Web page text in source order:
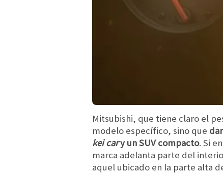
Mitsubishi, que tiene claro el
modelo específico, sino que
kei cary un SUV compacto. Si
marca adelanta parte del
aquel ubicado en la parte alta